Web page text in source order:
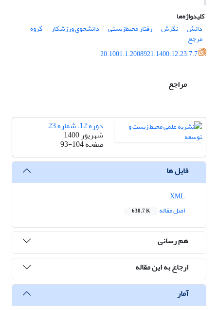
کلیدواژه‌ها
دانش
نگرش رفتار محیط‌زیستی دانشجوی ورزشکار گروه
مرجع
20.1001.1.2008921.1400.12.23.7.7
مراجع
دوره 12، شماره 23
شهریور 1400
صفحه93-104
فایل ها
اصل مقاله
638.7 K
هم رسانی
ارجاع به این مقاله
آمار